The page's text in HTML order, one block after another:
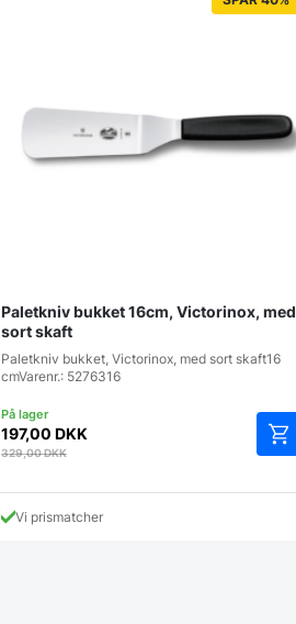
Paletkniv bukket 16cm, Victorinox, med
sort skaft
Paletkniv bukket, Victorinox, med sort skaft16
cmVarenr.: 5276316
197,00 DKK
329,00DKK
Vi prismatcher